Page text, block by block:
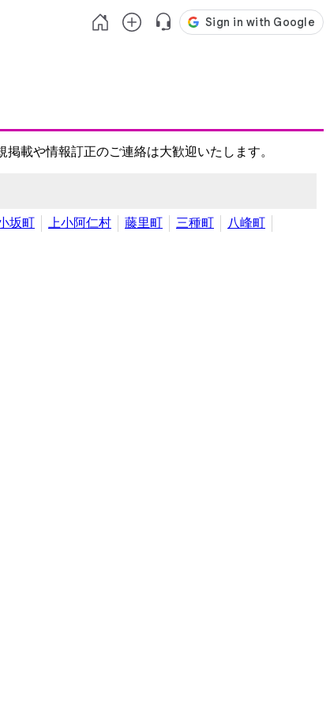
載や情報訂正のご連絡は大歓迎いたします。
坂町 上小阿仁村 藤里町 三種町
八峰町